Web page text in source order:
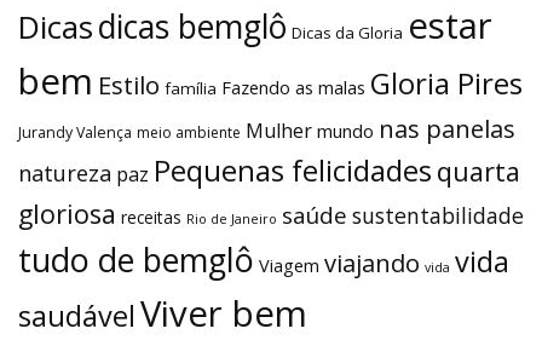
Dicasdicas bemglô Dicas da Gloria estar
bem Estilo família Fazendo as malas Gloria Pires
Jurandy Valença meio ambiente Mulher mundo nas panelas
natureza paz Pequenas felicidades quarta
gloriosa receitas Rio de Janeiro saúde sustentabilidade
tudo de bemglô Viagem viajando vida vida
saudávelViver bem